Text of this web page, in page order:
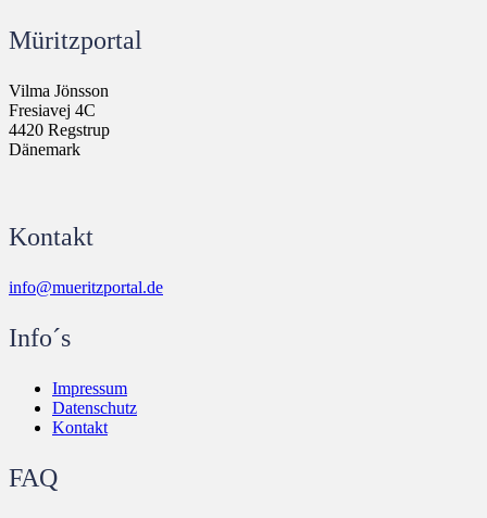
Müritzportal
Vilma Jönsson
Fresiavej 4C
4420 Regstrup
Dänemark
Kontakt
info@mueritzportal.de
Info´s
Impressum
Datenschutz
Kontakt
FAQ